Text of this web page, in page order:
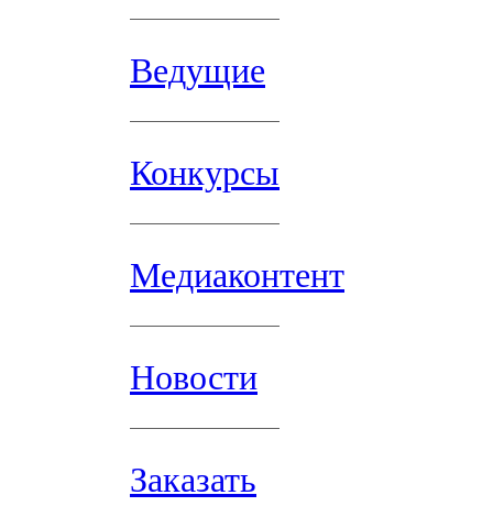
Ведущие
Конкурсы
Медиаконтент
Новости
Заказать